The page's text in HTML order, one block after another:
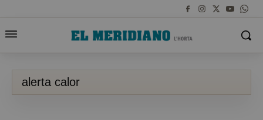
alerta calor